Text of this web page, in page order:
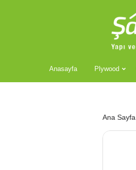
Anasayfa Plywood
Ana Sayfa